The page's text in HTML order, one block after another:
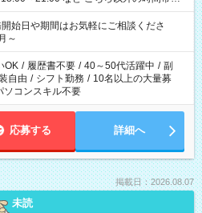
い！
日や期間はお気軽にご相談くださ
～
OK / 履歴書不要 / 40～50代活躍中 / 副
自由 / シフト勤務 / 10名以上の大量募
ソコンスキル不要
応募する 詳細へ
掲載日：2026.08.07
未読